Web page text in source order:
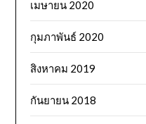
เมษายน 2020
กุมภาพันธ์ 2020
สิงหาคม 2019
กันยายน 2018